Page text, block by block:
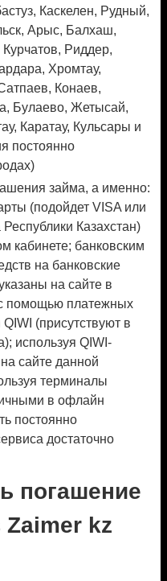
Каскелен, Рудный,
Арыс, Балхаш,
Риддер,
Хромтау,
Конаев,
Булаево, Жетысай,
Каратау, Кульсары и
постоянно
займа, а именно:
(подойдет VISA или
Казахстан)
кабинете; банковским
на банковские
на сайте в
помощью платежных
(присутствуют в
используя QIWI-
сайте данной
терминалы
в офлайн
постоянно
достаточно
погашение
Zaimer kz